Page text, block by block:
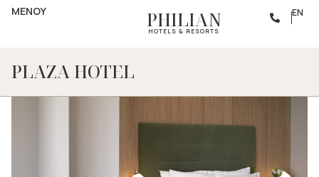
ΜΕΝΟΥ PHILIAN
HOTELS & RESORTS
EN
PLAZA HOTEL